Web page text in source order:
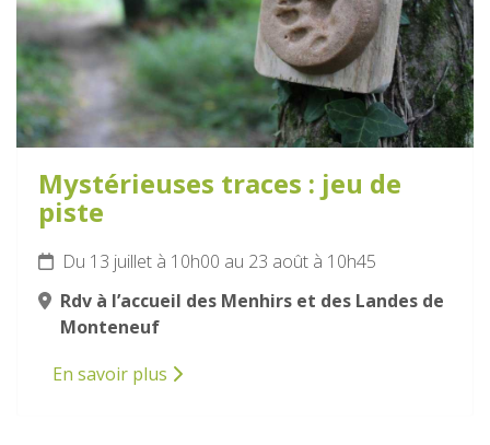
Mystérieuses traces : jeu de
piste
Du 13 juillet à 10h00 au 23 août à 10h45
Rdv à l’accueil des Menhirs et des Landes de
Monteneuf
En savoir plus